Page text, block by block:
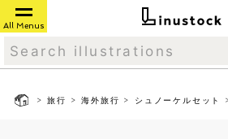
All Menus
>旅行 >海外旅行 > シュノーケルセット